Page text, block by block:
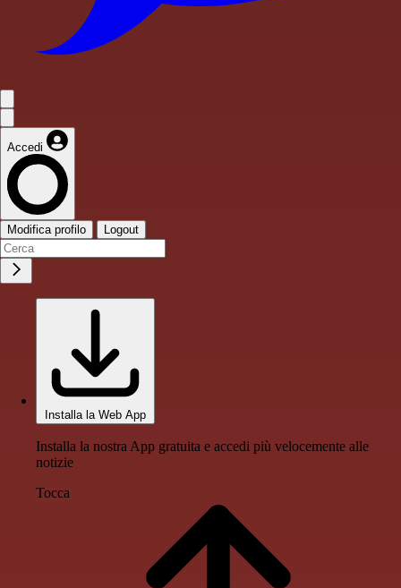
Accedi
Modifica profilo Logout
Installa la Web App
Installa la nostra App gratuita e accedi più velocemente alle
notizie
Tocca